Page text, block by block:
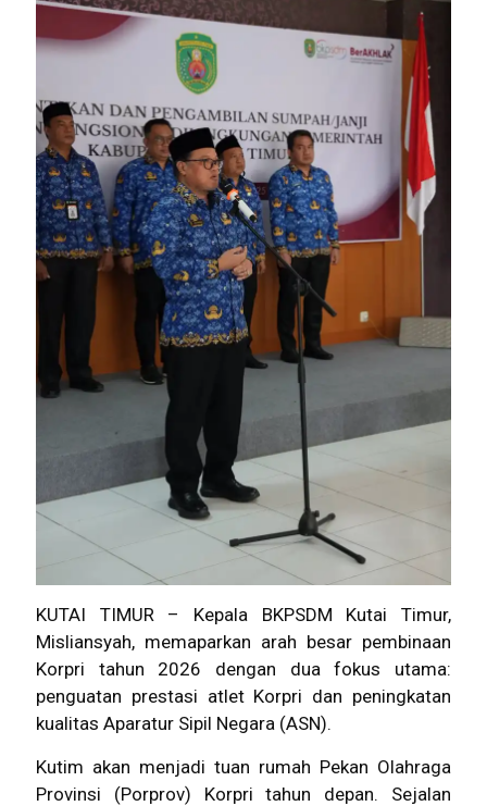
KUTAI TIMUR – Kepala BKPSDM Kutai Timur,
Misliansyah, memaparkan arah besar pembinaan
Korpri tahun 2026 dengan dua fokus utama:
penguatan prestasi atlet Korpri dan peningkatan
kualitas Aparatur Sipil Negara (ASN).
Kutim akan menjadi tuan rumah Pekan Olahraga
Provinsi (Porprov) Korpri tahun depan. Sejalan